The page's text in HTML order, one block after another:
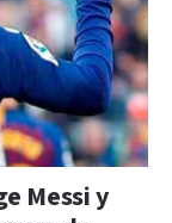
Messi y